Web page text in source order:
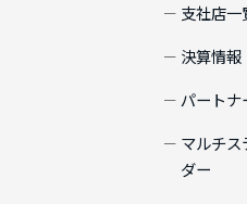
支社店一
決算情報
パートナ
マルチ
ダー